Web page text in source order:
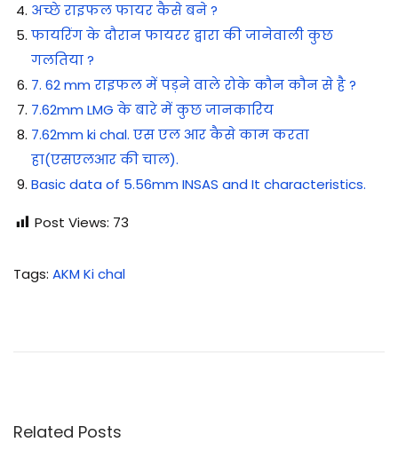
अच्छे राइफल फायर कैसे बने ?
फायरिंग के दौरान फायरर द्वारा की जानेवाली कुछ
गलतिया ?
7. 62 mm राइफल में पड़ने वाले रोके कौन कौन से है ?
7.62mm LMG के बारे में कुछ जानकारिय
7.62mm ki chal. एस एल आर कैसे काम करता
हा(एसएलआर की चाल).
Basic data of 5.56mm INSAS and It characteristics.
Post Views: 73
Tags: AKM Ki chal
र्ड्स
Related Posts